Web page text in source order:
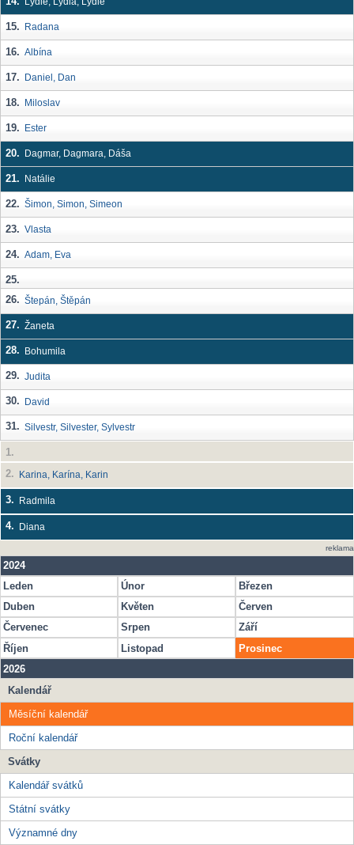
15. Radana
16. Albína
17. Daniel, Dan
18. Miloslav
19. Ester
20. Dagmar, Dagmara, Dáša
21. Natálie
22. Šimon, Simon, Simeon
23. Vlasta
24. Adam, Eva
25.
26.
Štepán, Štěpán
27. Žaneta
28. Bohumila
29. Judita
30. David
31. Silvestr, Silvester, Sylvestr
1.
2.
Karina, Karína, Karin
3. Radmila
4. Diana
reklama
2024
Leden
Únor
Březen
Duben
Květen
Červen
Červenec
Srpen
Září
Říjen
Listopad
Prosinec
2026
Kalendář
Měsíční kalendář
Roční kalendář
Svátky
Kalendář svátků
Státní svátky
Významné dny